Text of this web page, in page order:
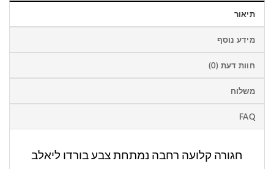
תיאור
מידע נוסף
חוות דעת (0)
משלוח
FAQ
חגורה קלועה רחבה נמתחת צבע בורדו ליאלב